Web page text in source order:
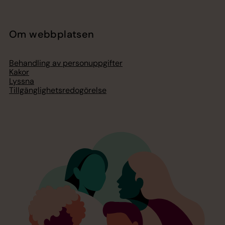
Om webbplatsen
Behandling av personuppgifter
Kakor
Lyssna
Tillgänglighetsredogörelse